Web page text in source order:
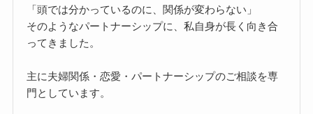
「頭では分かっているのに、関係が変わらない」
そのようなパートナーシップに、私自身が長く向き合
ってきました。
主に夫婦関係・恋愛・パートナーシップのご相談を専
門としています。